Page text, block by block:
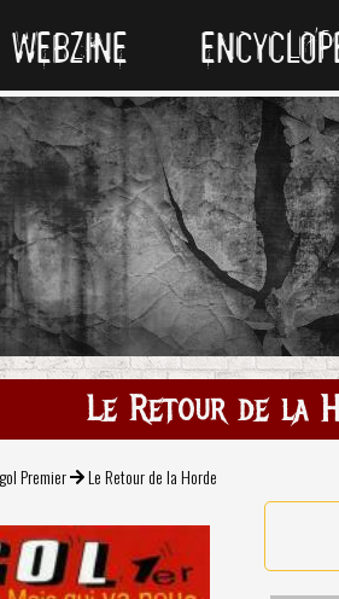
WEBZINE
Le Retour de la
Premier Le Retour de la Horde